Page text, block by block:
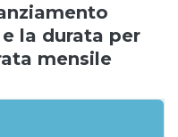
la durata per
mensile